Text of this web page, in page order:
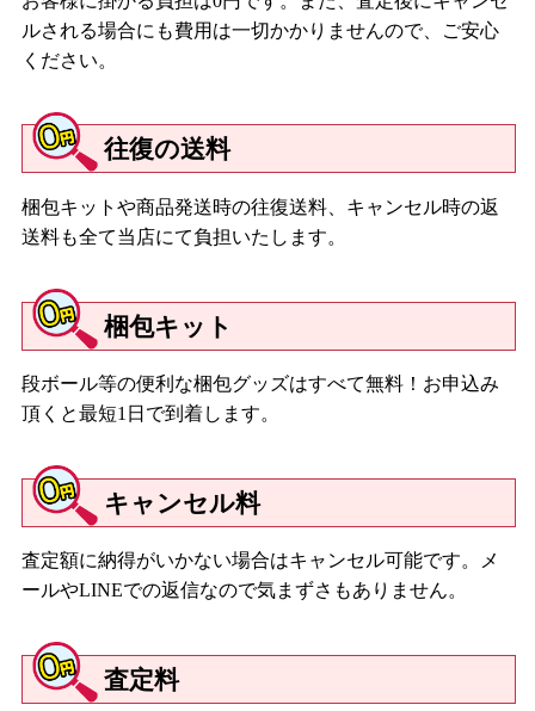
ルされる場合にも費用は一切かかりませんので、ご安心
ください。
往復の送料
梱包キットや商品発送時の往復送料、キャンセル時の返
送料も全て当店にて負担いたします。
梱包キット
段ボール等の便利な梱包グッズはすべて無料！お申込み
頂くと最短1日で到着します。
キャンセル料
査定額に納得がいかない場合はキャンセル可能です。メ
ールやLINEでの返信なので気まずさもありません。
査定料